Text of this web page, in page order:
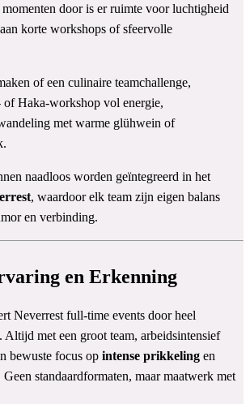
momenten door is er ruimte voor luchtigheid
korte workshops of sfeervolle
of een culinaire teamchallenge,
of Haka-workshop vol energie,
met warme glühwein of
naadloos worden geïntegreerd in het
, waardoor elk team zijn eigen balans
en verbinding.
en Erkenning
Neverrest full-time events door heel
Altijd met een groot team, arbeidsintensief
bewuste focus op intense prikkeling en
standaardformaten, maar maatwerk met